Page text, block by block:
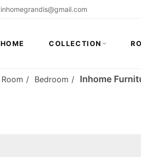
inhomegrandis@gmail.com
HOME COLLECTION
Room Bedroom Inhome